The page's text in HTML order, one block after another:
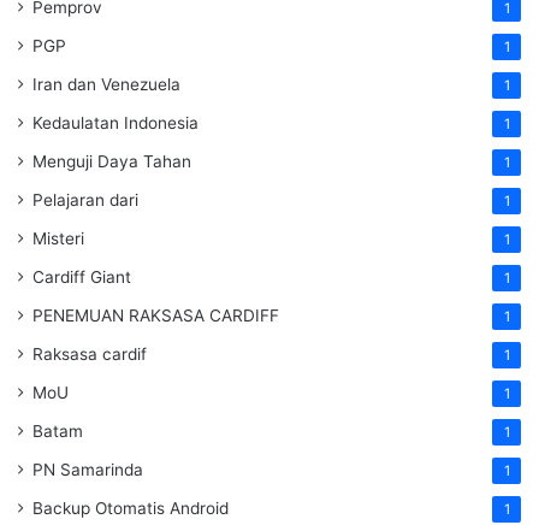
Pemprov 1
PGP 1
Iran dan Venezuela 1
Kedaulatan Indonesia 1
Menguji Daya Tahan 1
Pelajaran dari 1
Misteri 1
Cardiff Giant 1
PENEMUAN RAKSASA CARDIFF 1
Raksasa cardif 1
MoU 1
Batam 1
PN Samarinda 1
Backup Otomatis Android 1